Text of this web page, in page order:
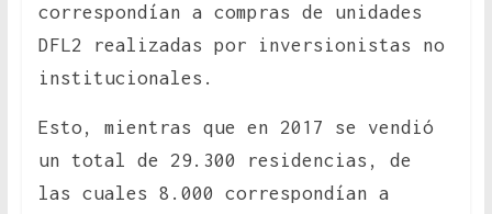
correspondían a compras de unidades
DFL2 realizadas por inversionistas no
institucionales.
Esto, mientras que en 2017 se vendió
un total de 29.300 residencias, de
las cuales 8.000 correspondían a